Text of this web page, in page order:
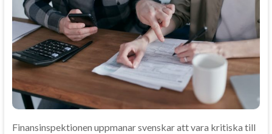
lån
låna
pengar
snabbt
Finansinspektionen uppmanar svenskar att vara kritiska till